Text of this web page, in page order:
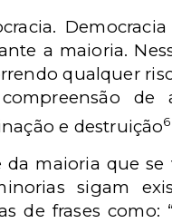
a maioria.
qualquer
de
e destruição6
maioria que se
sigam
de frases